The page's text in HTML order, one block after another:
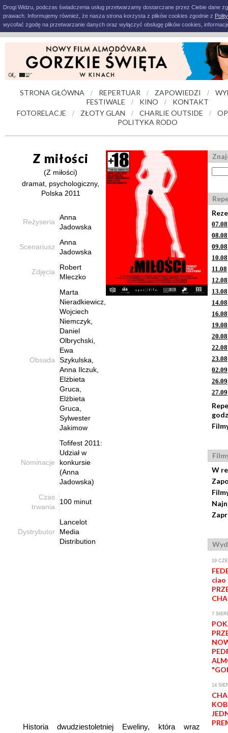
Drogi Widzu, podczas świadczenia usług przetwarzamy dostarczane przez Ciebie dane
prawach. Informujemy również, że nasza strona korzysta z plików cookies zgodnie z
wycofać zgodę na przetwarzanie danych oraz wyłączyć obsługę plików cookies,
STRONA GŁÓWNA / REPERTUAR / ZAPOWIEDZI /
FESTIWALE
/ KINO /
KONTAKT
FOTORELACJE
/ ZŁOTY GLAN / CHARLIE OUTSIDE /
POLITYKA RODO
Z miłości
(Z miłości)
dramat, psychologiczny,
Polska 2011
Reżyseria
Anna
Jadowska
Scenariusz
Anna
Jadowska
Zdjęcia
Robert
Mleczko
Obsada
Marta
Nieradkiewicz,
Wojciech
Niemczyk,
Daniel
Olbrychski,
Ewa
Szykulska,
Anna Ilczuk,
Elżbieta
Gruca,
Elżbieta
Gruca,
Sylwester
Jakimow
Nominacje
Tofifest 2011:
Udział w
konkursie
(Anna
Jadowska)
Czas
trwania
100 minut
Dystrybutor
Lancelot
Media
Distribution
Historia dwudziestoletniej Eweliny, która wraz
07.08
08.08
09.08
10.08
11.08
12.08
13.08
14.08
16.08
19.08
20.08
22.08
23.08
02.09
26.09
27.09
W
19
7
14